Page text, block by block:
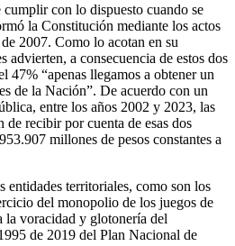
con lo dispuesto cuando se
la Constitución mediante los actos
2007. Como lo acotan en su
advierten, a consecuencia de estos dos
47% “apenas llegamos a obtener un
de la Nación”. De acuerdo con un
entre los años 2002 y 2023, las
de recibir por cuenta de esas dos
millones de pesos constantes a
entidades territoriales, como son los
del monopolio de los juegos de
la voracidad y glotonería del
de 2019 del Plan Nacional de